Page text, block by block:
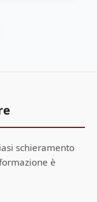
schieramento
è